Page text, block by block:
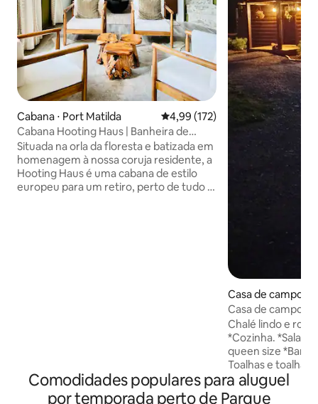
Cabana ⋅ Port Matilda 4,99 de uma avaliação média de
4,99 (172)
Cabana Hooting Haus | Banheira de
hidromassagem | Fogueira | Loft
Situada na orla da floresta e batizada em
homenagem à nossa coruja residente, a
Hooting Haus é uma cabana de estilo
europeu para um retiro, perto de tudo o
Casa de campo ⋅
ve
Casa de campo
Chalé lindo e
*Cozinha. *Sala de estar *Uma cama
queen size *Banheiro com jacuzzi.
Toalhas e toalhas
fornecidas. *Uma
fundos para
Comodidades populares para aluguel
por temporada perto de Parque